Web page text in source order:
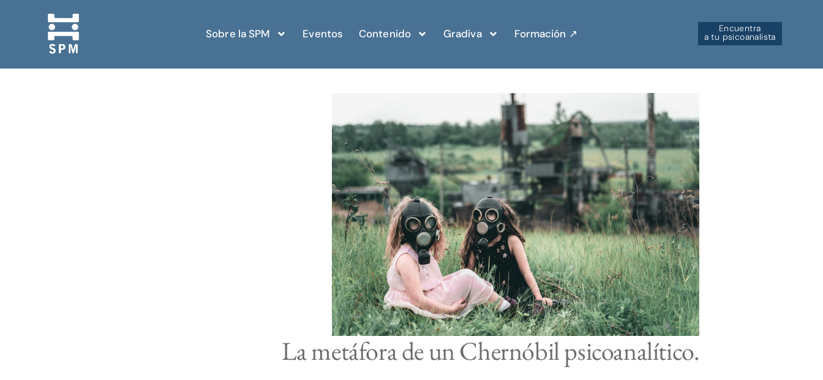
Sobre la SPM Eventos Contenido Gradiva Formación ↗︎ Encuentra
a tu psicoanalista
La metáfora de un Chernóbil psicoanalítico.